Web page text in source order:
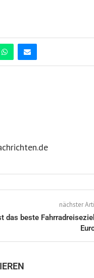
nächster
das beste